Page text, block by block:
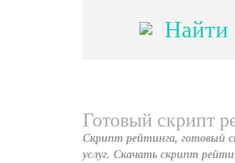
Найти
Готовый скрипт
Скрипт рейтинга, готовый
услуг. Скачать скрипт